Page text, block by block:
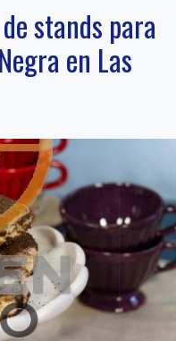
stands para
en Las